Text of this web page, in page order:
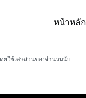
หน้าหลัก
ดยใช้เศษส่วนของจำนวนนับ